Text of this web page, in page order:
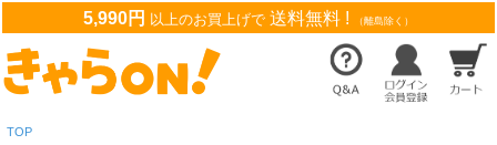
5,990円 以上のお買上げで 送料無料 ! （離島除く）
TOP